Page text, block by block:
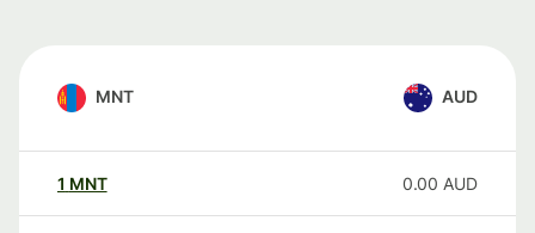
MNT AUD
1 MNT 0.00 AUD